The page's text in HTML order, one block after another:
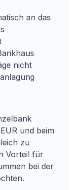
an das
nicht
und beim
zu
Vorteil für
bei der